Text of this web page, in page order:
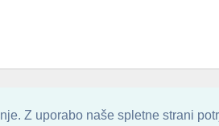
Z uporabo naše spletne strani
ARE UPLOADED AND COPYRIGHTED TO